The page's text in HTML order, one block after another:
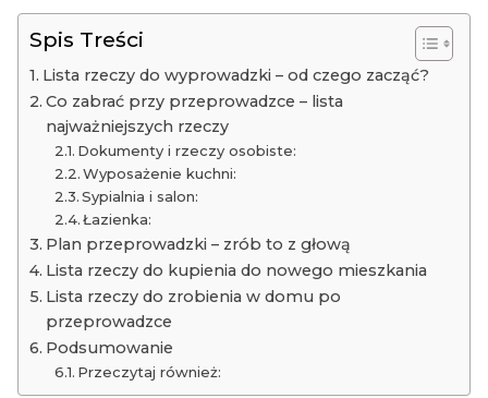
Spis Treści
Lista rzeczy do wyprowadzki – od czego zacząć?
Co zabrać przy przeprowadzce – lista
najważniejszych rzeczy
Dokumenty i rzeczy osobiste:
Wyposażenie kuchni:
Sypialnia i salon:
Łazienka:
Plan przeprowadzki – zrób to z głową
Lista rzeczy do kupienia do nowego mieszkania
Lista rzeczy do zrobienia w domu po
przeprowadzce
Podsumowanie
Przeczytaj również: